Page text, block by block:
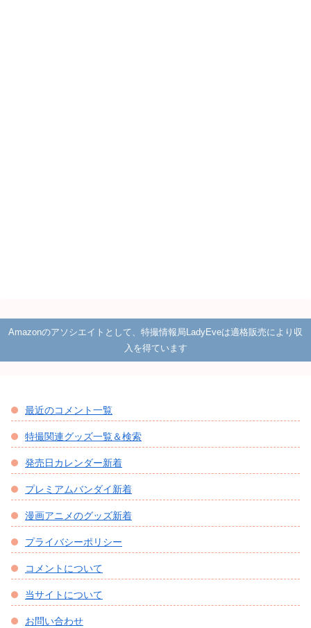
Amazonのアソシエイトとして、特撮情報局LadyEveは適格販売により収
入を得ています
最近のコメント一覧
特撮関連グッズ一覧＆検索
発売日カレンダー新着
プレミアムバンダイ新着
漫画アニメのグッズ新着
プライバシーポリシー
コメントについて
当サイトについて
お問い合わせ